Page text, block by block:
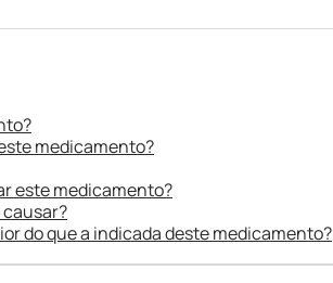
medicamento?
este medicamento?
do que a indicada deste medicamento?